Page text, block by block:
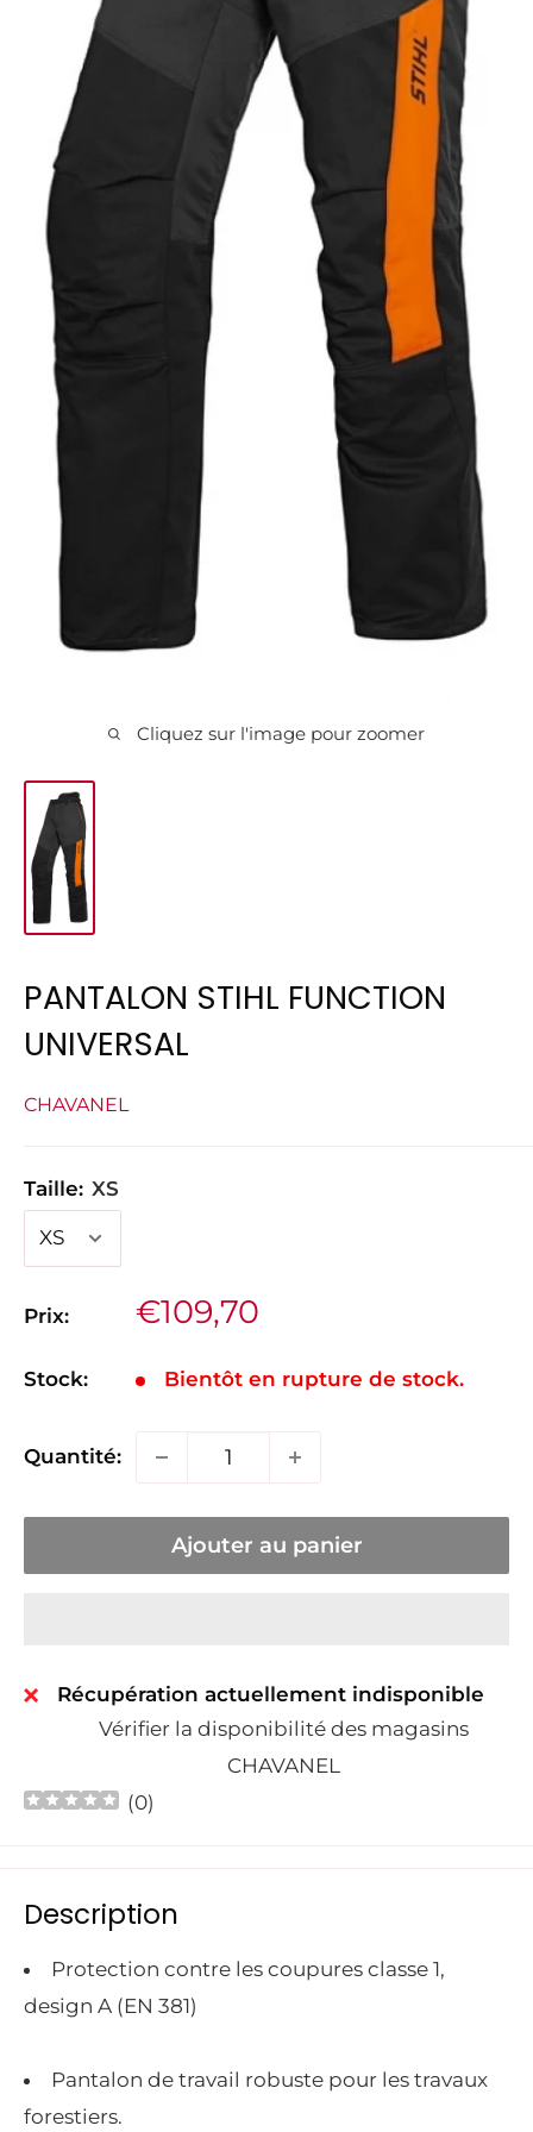
Cliquez sur l'image pour zoomer
PANTALON STIHL FUNCTION
UNIVERSAL
CHAVANEL
Taille: XS
Prix:
Prix
€109,70
Stock: Bientôt en rupture de stock.
Quantité:
Ajouter au panier
Récupération actuellement indisponible
Vérifier la disponibilité des magasins
CHAVANEL
(0)
Description
Protection contre les coupures classe 1,
design A (EN 381)
Pantalon de travail robuste pour les travaux
forestiers.